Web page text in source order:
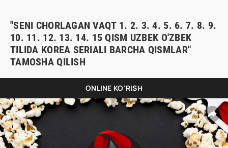
"SENI CHORLAGAN VAQT 1. 2. 3. 4. 5. 6. 7. 8. 9.
10. 11. 12. 13. 14. 15 QISM UZBEK O'ZBEK
TILIDA KOREA SERIALI BARCHA QISMLAR"
TAMOSHA QILISH
ONLINE KO'RISH